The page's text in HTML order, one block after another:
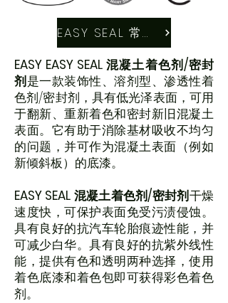
EASY SEAL 常见问题解答
EASY EASY SEAL 混凝土着色剂/密封
剂是一款装饰性、溶剂型、渗透性着
色剂/密封剂，具有低光泽表面，可用
于翻新、重新着色和密封新旧混凝土
表面。它有助于消除基材吸收不均匀
的问题，并可作为混凝土表面（例如
新倾斜板）的底漆。
EASY SEAL 混凝土着色剂/密封剂干燥
速度快，可保护表面免受污渍侵蚀。
具有良好的抗汽车轮胎痕迹性能，并
可减少白华。具有良好的抗紫外线性
能，提供有色和透明两种选择，使用
着色底漆和着色包即可获得彩色着色
剂。